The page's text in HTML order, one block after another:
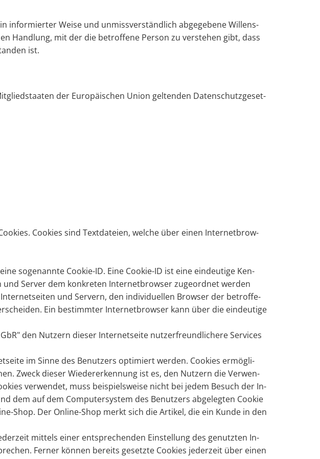
in­for­mier­ter Weise und un­miss­ver­ständ­lich ab­ge­ge­be­ne Wil­lens­
Hand­lung, mit der die be­trof­fe­ne Per­son zu ver­ste­hen gibt, dass
ist.
der Eu­ro­päi­schen Union gel­ten­den Da­ten­schutz­ge­set­
Coo­kies sind Text­da­tei­en, wel­che über einen In­ter­net­brow­
so­ge­nann­te Coo­kie-ID. Eine Coo­kie-ID ist eine ein­deu­ti­ge Ken­
Ser­ver dem kon­kre­ten In­ter­net­brow­ser zu­ge­ord­net wer­den
und Ser­vern, den in­di­vi­du­el­len Brow­ser der be­trof­fe­
Ein be­stimm­ter In­ter­net­brow­ser kann über die ein­deu­ti­ge
den Nut­zern die­ser In­ter­net­sei­te nut­zer­freund­li­che­re Ser­vices
im Sinne des Be­nut­zers op­ti­miert wer­den. Coo­kies er­mög­li­
Zweck die­ser Wie­der­er­ken­nung ist es, den Nut­zern die Ver­wen­
ver­wen­det, muss bei­spiels­wei­se nicht bei jedem Be­such der In­
dem auf dem Com­pu­ter­sys­tem des Be­nut­zers ab­ge­leg­ten Coo­kie
Shop. Der On­line-Shop merkt sich die Ar­ti­kel, die ein Kunde in den
mit­tels einer ent­spre­chen­den Ein­stel­lung des ge­nutz­ten In­
Fer­ner kön­nen be­reits ge­setz­te Coo­kies je­der­zeit über einen